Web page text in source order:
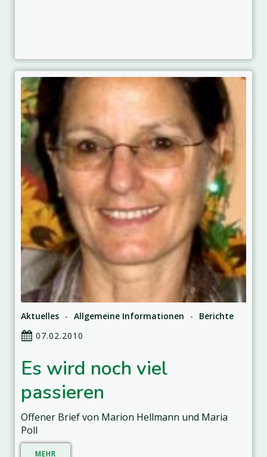
Aktuelles - Allgemeine Informationen -
Berichte
07.02.2010
Es wird noch viel
passieren
Offener Brief von Marion Hellmann und Maria
Poll
MEHR